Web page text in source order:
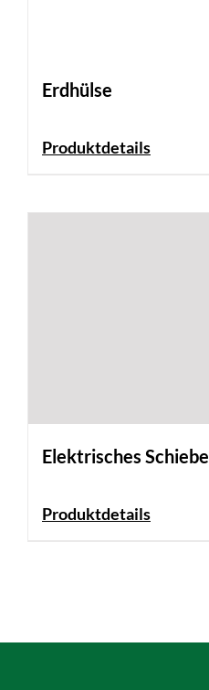
Erdhülse
Produktdetails
Elektrisches
Produktdetails